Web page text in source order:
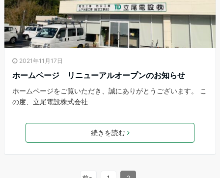
2021年11月17日
ホームページ リニューアルオープンのお知らせ
ホームページをご覧いただき、誠にありがとうございます。 こ
の度、立尾電設株式会社
続きを読む